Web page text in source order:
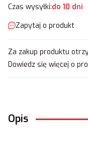
Czas wysyłki:do 10 dni
Zapytaj o produkt
Za zakup produktu
Dowiedz się więcej o
Opis